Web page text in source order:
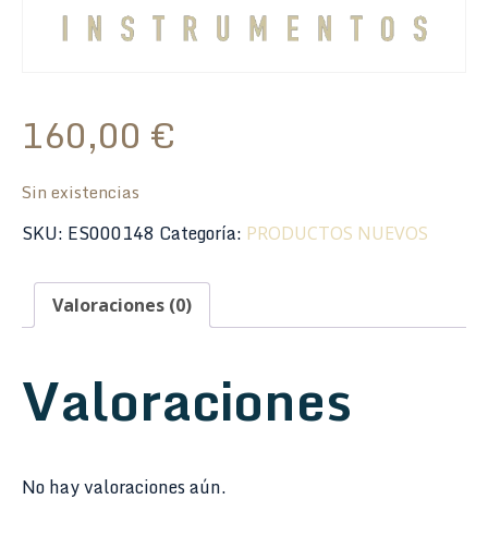
160,00 €
Sin existencias
SKU: ES000148 Categoría: PRODUCTOS NUEVOS
Valoraciones (0)
Valoraciones
No hay valoraciones aún.